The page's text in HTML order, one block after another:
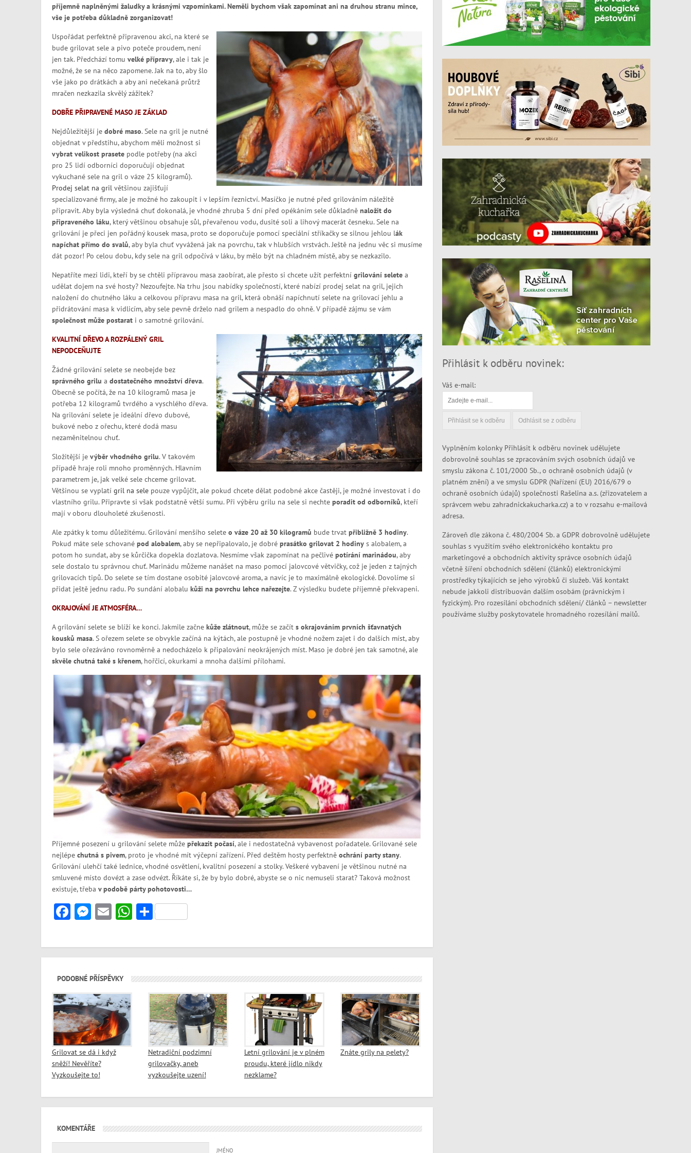
příjemně naplněnými žaludky a krásnými vzpomínkami. Neměli bychom však zapomínat ani na druhou stranu mince,
vše je potřeba důkladně zorganizovat!
Uspořádat perfektně připravenou akci, na které se
bude grilovat sele a pivo poteče proudem, není
jen tak. Předchází tomu velké přípravy, ale i tak je
možné, že se na něco zapomene. Jak na to, aby šlo
vše jako po drátkách a aby ani nečekaná průtrž
mračen nezkazila skvělý zážitek?
DOBŘE PŘIPRAVENÉ MASO JE ZÁKLAD
Nejdůležitější je dobré maso. Sele na gril je nutné
objednat v předstihu, abychom měli možnost si
vybrat velikost prasetepodle potřeby (na akci
pro 25 lidí odborníci doporučují objednat
vykuchané sele na gril o váze 25 kilogramů).
Prodej selat na gril většinou zajišťují
specializované firmy, ale je možné ho zakoupit i v lepším řeznictví. Masíčko je nutné před grilováním náležitě
připravit. Aby byla výsledná chuť dokonalá, je vhodné zhruba 5 dní před opékáním sele důkladně naložit do
připraveného láku, který většinou obsahuje sůl, převařenou vodu, dusité soli a lihový macerát česneku. Sele na
grilování je přeci jen pořádný kousek masa, proto se doporučuje pomocí speciální stříkačky se silnou jehlou lák
napíchat přímo do svalů, aby byla chuť vyvážená jak na povrchu, tak v hlubších vrstvách. Ještě na jednu věc si musíme
dát pozor! Po celou dobu, kdy sele na gril odpočívá v láku, by mělo být na chladném místě, aby se nezkazilo.
Nepatříte mezi lidi, kteří by se chtěli přípravou masa zaobírat, ale přesto si chcete užít perfektní grilování seletea
udělat dojem na své hosty? Nezoufejte. Na trhu jsou nabídky společností, které nabízí prodej selat na gril, jejich
naložení do chutného láku a celkovou přípravu masa na gril, která obnáší napíchnutí selete na grilovací jehlu a
přidrátování masa k vidlicím, aby sele pevně drželo nad grilem a nespadlo do ohně. V případě zájmu se vám
společnost může postarati o samotné grilování.
KVALITNÍ DŘEVO A ROZPÁLENÝ GRIL
NEPODCEŇUJTE
Žádné grilování selete se neobejde bez
správného grilu a dostatečného množství dřeva.
Obecně se počítá, že na 10 kilogramů masa je
potřeba 12 kilogramů tvrdého a vyschlého dřeva.
Na grilování selete je ideální dřevo dubové,
bukové nebo z ořechu, které dodá masu
nezaměnitelnou chuť.
Složitější je výběr vhodného grilu. V takovém
případě hraje roli mnoho proměnných. Hlavním
parametrem je, jak velké sele chceme grilovat.
Většinou se vyplatígril na sele pouze vypůjčit, ale pokud chcete dělat podobné akce častěji, je možné investovat i do
vlastního grilu. Připravte si však podstatně větší sumu. Při výběru grilu na sele si nechte poradit od odborníků, kteří
mají v oboru dlouholeté zkušenosti.
Ale zpátky k tomu důležitému. Grilování menšího selete o váze 20 až 30 kilogramů bude trvat přibližně 3 hodiny.
Pokud máte sele schované pod alobalem, aby se nepřipalovalo, je dobré prasátko grilovat 2 hodinys alobalem, a
potom ho sundat, aby se kůrčička dopekla dozlatova. Nesmíme však zapomínat na pečlivé potírání marinádou, aby
sele dostalo tu správnou chuť. Marinádu můžeme nanášet na maso pomocí jalovcové větvičky, což je jeden z tajných
grilovacích tipů. Do selete se tím dostane osobité jalovcové aroma, a navíc je to maximálně ekologické. Dovolíme si
přidat ještě jednu radu. Po sundání alobalu kůži na povrchu lehce nařezejte. Z výsledku budete příjemně překvapeni.
OKRAJOVÁNÍ JE ATMOSFÉRA…
A grilování selete se blíží ke konci. Jakmile začne kůže zlátnout, může se začít s okrajováním prvních šťavnatých
kousků masa. S ořezem selete se obvykle začíná na kýtách, ale postupně je vhodné nožem zajet i do dalších míst, aby
bylo sele ořezáváno rovnoměrně a nedocházelo k připalování neokrájených míst. Maso je dobré jen tak samotné, ale
skvěle chutná také s křenem, hořčicí, okurkami a mnoha dalšími přílohami.
Příjemné posezení u grilování selete můžepřekazit počasí, ale i nedostatečná vybavenost pořadatele. Grilované sele
nejlépe chutná s pivem, proto je vhodné mít výčepní zařízení. Před deštěm hosty perfektně ochrání party stany.
Grilování ulehčí také lednice, vhodné osvětlení, kvalitní posezení a stolky. Veškeré vybavení je většinou nutné na
smluvené místo dovézt a zase odvézt. Říkáte si, že by bylo dobré, abyste se o nic nemuseli starat? Taková možnost
existuje, třeba v podobě párty pohotovosti…
Facebook
Messenger
EmailWhatsApp
Share
PODOBNÉ PŘÍSPĚVKY
Grilovat se dá i když
sněží! Nevěříte?
Vyzkoušejte to!
Netradiční podzimní
grilovačky, aneb
vyzkoušejte uzení!
Letní grilování je v plném
proudu, které jídlo nikdy
nezklame?
Znáte grily na pelety?
KOMENTÁŘE
JMÉNO
Přihlásit k odběru novinek:
Váš e-mail:
Vyplněním kolonky Přihlásit k odběru novinek udělujete
dobrovolně souhlas se zpracováním svých osobních údajů ve
smyslu zákona č. 101/2000 Sb., o ochraně osobních údajů (v
platném znění) a ve smyslu GDPR (Nařízení (EU) 2016/679 o
ochraně osobních údajů) společnosti Rašelina a.s. (zřizovatelem a
správcem webu zahradnickakucharka.cz) a to v rozsahu e-mailová
adresa.
Zároveň dle zákona č. 480/2004 Sb. a GDPR dobrovolně udělujete
souhlas s využitím svého elektronického kontaktu pro
marketingové a obchodních aktivity správce osobních údajů
včetně šíření obchodních sdělení (článků) elektronickými
prostředky týkajících se jeho výrobků či služeb. Váš kontakt
nebude jakkoli distribuován dalším osobám (právnickým i
fyzickým). Pro rozesílání obchodních sdělení/ článků – newsletter
používáme služby poskytovatele hromadného rozesílání mailů.